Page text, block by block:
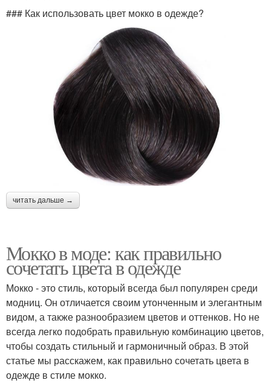
### Как использовать цвет мокко в одежде?
читать дальше →
Мокко в моде: как правильно
сочетать цвета в одежде
Мокко - это стиль, который всегда был популярен среди
модниц. Он отличается своим утонченным и элегантным
видом, а также разнообразием цветов и оттенков. Но не
всегда легко подобрать правильную комбинацию цветов,
чтобы создать стильный и гармоничный образ. В этой
статье мы расскажем, как правильно сочетать цвета в
одежде в стиле мокко.